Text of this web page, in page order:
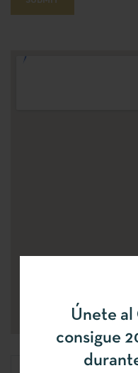
Únete al
consigue